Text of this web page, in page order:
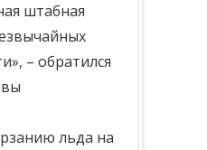
штабная
– обратился
льда на